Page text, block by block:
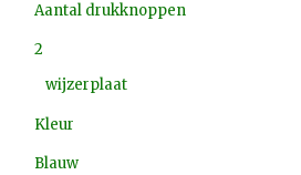
Aantal drukknoppen
2
wijzerplaat
Kleur
Blauw